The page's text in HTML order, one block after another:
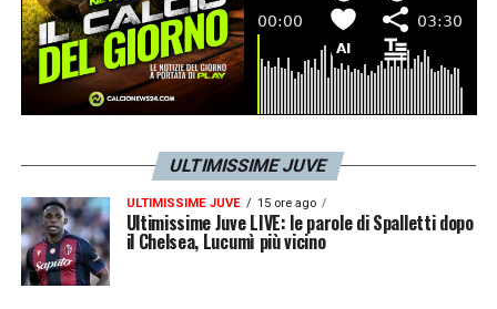
LA PLAYLIST DELLE NOSTRE TOP NEWS
ULTIMISSIME JUVE
ULTIMISSIME JUVE 15 ore ago
Ultimissime Juve LIVE: le parole di Spalletti dopo
il Chelsea, Lucumì più vicino